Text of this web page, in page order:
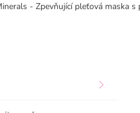
- Zpevňující pleťová maska